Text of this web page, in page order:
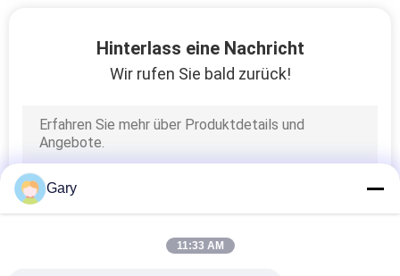
Graphit
Aufbereitungslinie
Hinterlass eine Nachricht
Wir rufen Sie bald zurück!
Gary
11:33 AM